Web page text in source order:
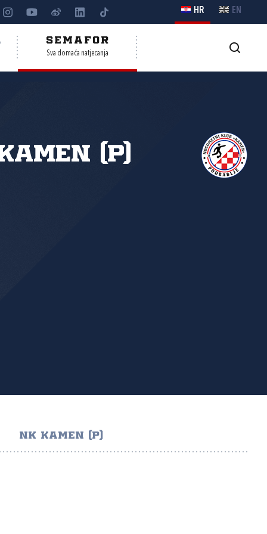
HR EN
SEMAFOR
Sva domaća natjecanja
(P)
NK KAMEN (P)